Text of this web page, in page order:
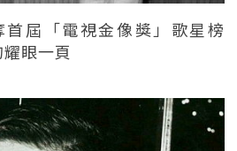
屆「電視金像獎」歌星榜
眼一頁